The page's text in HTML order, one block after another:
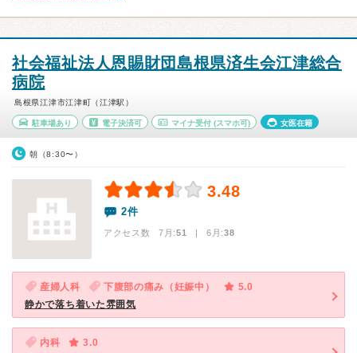
社会福祉法人恩賜財団島根県済生会江津総合
病院
島根県江津市江津町（江津駅）
駐車場あり 電子決済可 マイナ受付 (スマホ可) 女医在籍
朝（8:30〜）
3.48
2件
アクセス数 7月:51 | 6月:38
産婦人科 下腹部の痛み（妊娠中）
5.0
静かで落ち着いた雰囲気
内科 3.0